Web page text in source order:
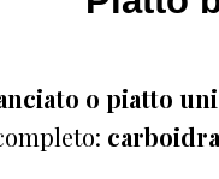
o piatto